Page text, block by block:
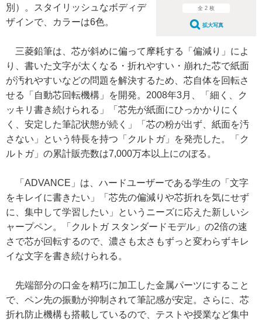
全 2 枚
拡大写真
別）。スタイリッシュなボディデ
ザインで、カラーは6色。
三菱鉛筆は、芯が斜めに偏って摩耗する「偏減り」によ
り、書いた文字が太くなる・折れやすい・崩れた芯で紙面
が汚れやすいなどの問題を解決するため、芯自体を回転さ
せる「自動芯回転機構」を開発。2008年3月、「細く、ク
ッキリ書き続けられる」「芯先が紙面にひっかかりにく
く、安定した筆記状態が続く」「芯の粉が出ず、紙面を汚
さない」という特長を持つ「クルトガ」を発売した。「ク
ルトガ」の累計販売数は7,000万本以上にのぼる。
「ADVANCE」は、ハードユーザーである学生の「文字
をキレイに書きたい」「芯先の偏減りや芯折れを気にせず
に、集中して学習したい」というニーズに応えた新しいシ
ャープペン。「クルトガ スタンダードモデル」の2倍の速
さで芯が回転するので、濃さも太さもずっと変わらずキレ
イな文字を書き続けられる。
先端部分の口金を精巧に加工した金属パーツにすること
で、ペン先の振動が抑制されて筆記感が安定。さらに、芯
折れ防止機構も搭載しているので、テストや授業など集中